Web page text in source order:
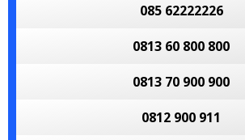
085 62222226
0813 60 800 800
0813 70 900 900
0812 900 911